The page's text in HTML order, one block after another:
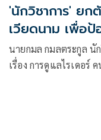
'นักวิชาการ' ย
เวียดนาม เพื่อ
ชนรถเมล์
นายกมล กมลตระกูล นั
เรื่อง การดูแลไรเดอ